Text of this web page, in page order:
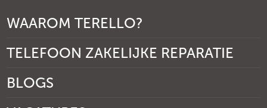
WAAROM TERELLO?
TELEFOON ZAKELIJKE REPARATIE
BLOGS